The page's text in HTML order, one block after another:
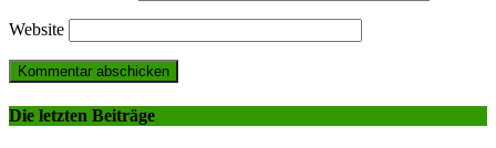
Website
Die letzten Beiträge